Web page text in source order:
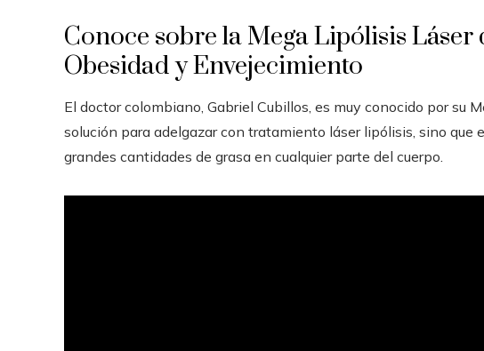
Conoce sobre la Mega Lipólisis
Obesidad y Envejecimiento
El doctor colombiano, Gabriel Cubillos, es muy conocido por su
solución para adelgazar con tratamiento láser lipólisis, sino que
grandes cantidades de grasa en cualquier parte del cuerpo.